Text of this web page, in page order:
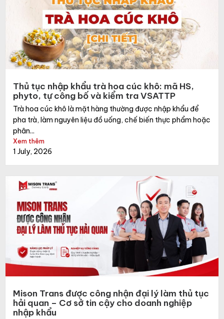
Thủ tục nhập khẩu trà hoa cúc khô: mã HS,
phyto, tự công bố và kiểm tra VSATTP
Trà hoa cúc khô là mặt hàng thường được nhập khẩu để
pha trà, làm nguyên liệu đồ uống, chế biến thực phẩm hoặc
phân...
Xem thêm
1 July, 2026
Mison Trans được công nhận đại lý làm thủ tục
hải quan – Cơ sở tin cậy cho doanh nghiệp
nhập khẩu